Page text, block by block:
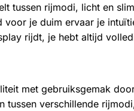
tussen rijmodi, licht en
je duim ervaar je
rijdt, je hebt altijd
met gebruiksgemak
tussen verschillende